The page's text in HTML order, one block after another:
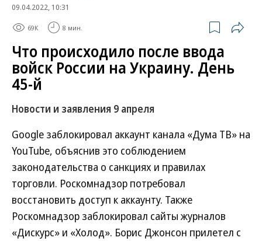
09.04.2022, 10:31
69K 8 мин.
Что происходило после ввода
войск России на Украину. День
45-й
Новости и заявления 9 апреля
Google заблокировал аккаунт канала «Дума ТВ» на
YouTube, объяснив это соблюдением
законодательства о санкциях и правилах
торговли. Роскомнадзор потребовал
восстановить доступ к аккаунту. Также
Роскомнадзор заблокировал сайты журналов
«Дискурс» и «Холод». Борис Джонсон прилетел с